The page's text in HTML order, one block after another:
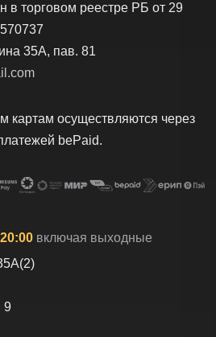
в торговом реестре РБ от 29
35А, пав. 81
картам осуществляются через
bеPаid.
включая выходные
9